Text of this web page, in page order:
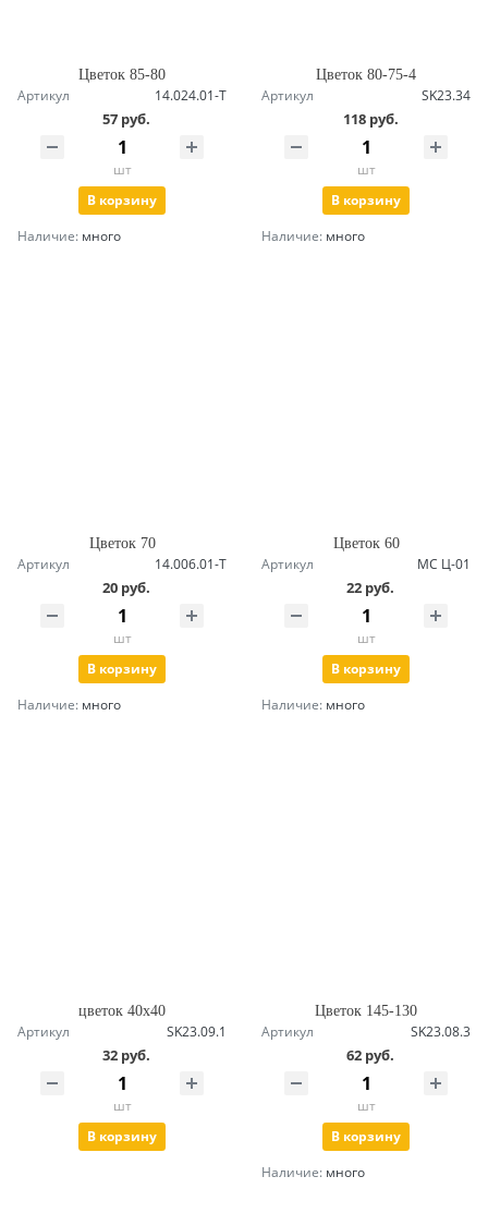
Цветок 85-80
Артикул 14.024.01-Т
57 руб.
шт
В корзину
Наличие: много
Цветок 80-75-4
Артикул SK23.34
118 руб.
шт
В корзину
Наличие: много
Цветок 70
Артикул 14.006.01-Т
20 руб.
шт
В корзину
Наличие: много
Цветок 60
Артикул МС Ц-01
22 руб.
шт
В корзину
Наличие: много
цветок 40х40
Артикул SK23.09.1
32 руб.
шт
В корзину
Цветок 145-130
Артикул SK23.08.3
62 руб.
шт
В корзину
Наличие: много